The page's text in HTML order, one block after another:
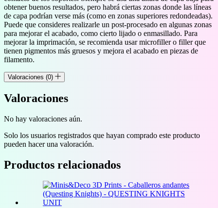
obtener buenos resultados, pero habrá ciertas zonas donde las líneas
de capa podrían verse más (como en zonas superiores redondeadas).
Puede que consideres realizarle un post-procesado en algunas zonas
para mejorar el acabado, como cierto lijado o enmasillado. Para
mejorar la imprimación, se recomienda usar microfiller o filler que
tienen pigmentos más gruesos y mejora el acabado en piezas de
filamento.
Valoraciones (0)
Valoraciones
No hay valoraciones aún.
Solo los usuarios registrados que hayan comprado este producto
pueden hacer una valoración.
Productos relacionados